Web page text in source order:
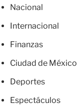
Nacional
Internacional
Finanzas
Ciudad de México
Deportes
Espectáculos